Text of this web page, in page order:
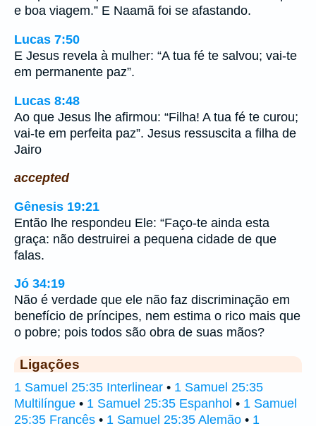
e boa viagem.” E Naamã foi se afastando.
Lucas 7:50
E Jesus revela à mulher: “A tua fé te salvou; vai-te
em permanente paz”.
Lucas 8:48
Ao que Jesus lhe afirmou: “Filha! A tua fé te curou;
vai-te em perfeita paz”. Jesus ressuscita a filha de
Jairo
accepted
Gênesis 19:21
Então lhe respondeu Ele: “Faço-te ainda esta
graça: não destruirei a pequena cidade de que
falas.
Jó 34:19
Não é verdade que ele não faz discriminação em
benefício de príncipes, nem estima o rico mais que
o pobre; pois todos são obra de suas mãos?
Ligações
1 Samuel 25:35 Interlinear • 1 Samuel 25:35
Multilíngue • 1 Samuel 25:35 Espanhol • 1 Samuel
25:35 Francês • 1 Samuel 25:35 Alemão • 1